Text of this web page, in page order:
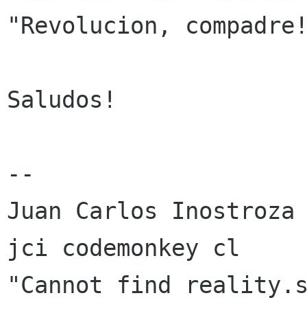
"Revolucion,
Saludos!
--
Juan Carlos Inostroza
jci codemonkey cl
"Cannot find